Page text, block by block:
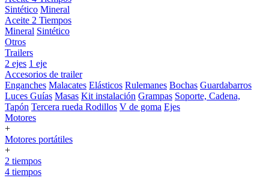
Sintético Mineral
Aceite 2 Tiempos
Mineral Sintético
Otros
Trailers
2 ejes 1 eje
Accesorios de trailer
Enganches Malacates Elásticos Rulemanes Bochas Guardabarros
Luces Guías Masas Kit instalación Grampas Soporte, Cadena,
Tapón Tercera rueda Rodillos V de goma Ejes
Motores
+
Motores portátiles
+
2 tiempos
4 tiempos